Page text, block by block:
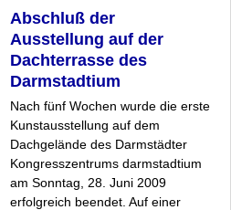
Abschluß der
Ausstellung auf der
Dachterrasse des
Darmstadtium
Nach fünf Wochen wurde die erste
Kunstausstellung auf dem
Dachgelände des Darmstädter
Kongresszentrums darmstadtium
am Sonntag, 28. Juni 2009
erfolgreich beendet. Auf einer